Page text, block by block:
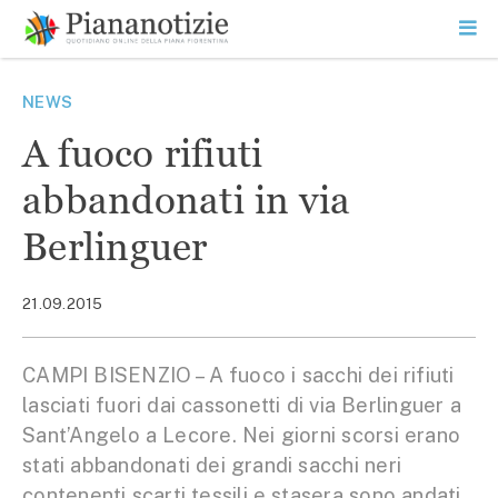
contenuto
SEARCH
NEWS
A fuoco rifiuti
abbandonati in via
Berlinguer
21.09.2015
CAMPI BISENZIO – A fuoco i sacchi dei rifiuti
lasciati fuori dai cassonetti di via Berlinguer a
Sant’Angelo a Lecore. Nei giorni scorsi erano
stati abbandonati dei grandi sacchi neri